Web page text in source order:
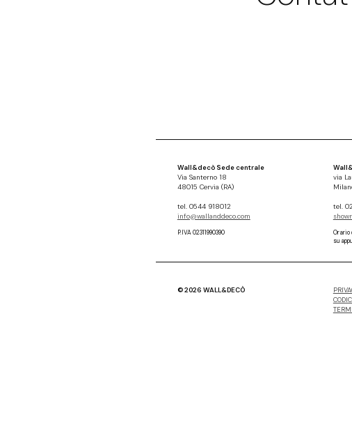
Wall&decò Sede centrale
Via Santerno 18
48015 Cervia (RA)
tel. 0544 918012
info@wallanddeco.com
P.IVA 02311990390
via
tel.
Orario
su
© 2026 WALL&DECÒ